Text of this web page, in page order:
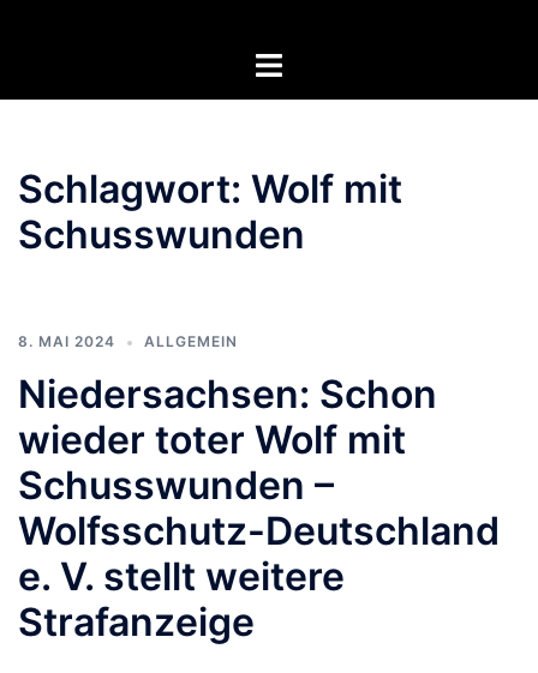
Menü
Schlagwort: Wolf mit
Schusswunden
8. MAI 2024 ALLGEMEIN
Niedersachsen: Schon
wieder toter Wolf mit
Schusswunden –
Wolfsschutz-Deutschland
e. V. stellt weitere
Strafanzeige